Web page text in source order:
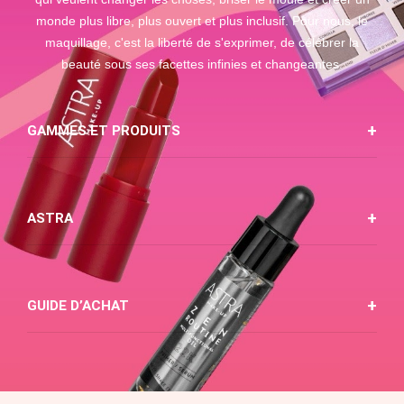
monde plus libre, plus ouvert et plus inclusif. Pour nous, le
maquillage, c'est la liberté de s'exprimer, de célébrer la
beauté sous ses facettes infinies et changeantes.
GAMMES ET PRODUITS
ASTRA
GUIDE D’ACHAT